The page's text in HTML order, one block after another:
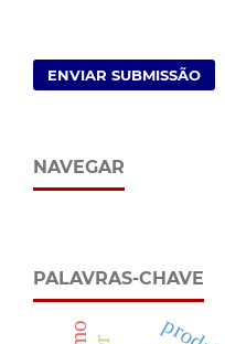
ENVIAR SUBMISSÃO
NAVEGAR
PALAVRAS-CHAVE